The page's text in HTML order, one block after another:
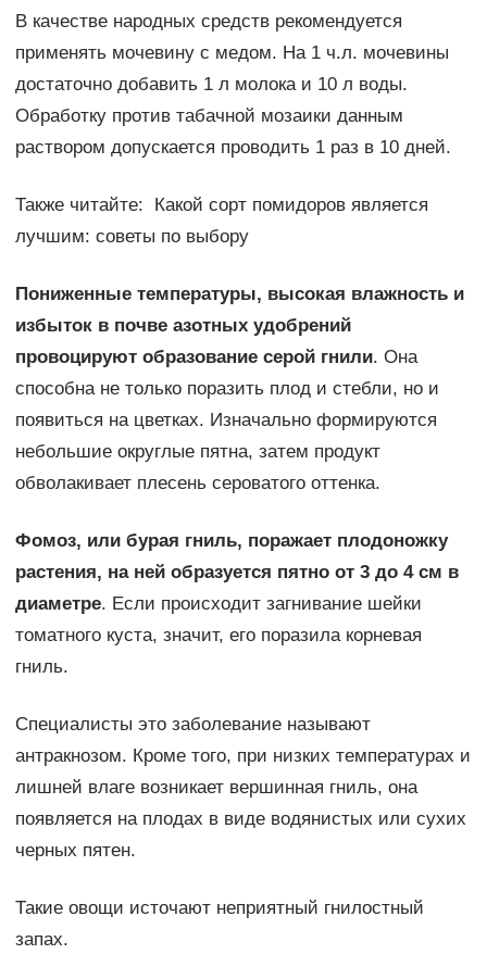
В качестве народных средств рекомендуется
применять мочевину с медом. На 1 ч.л. мочевины
достаточно добавить 1 л молока и 10 л воды.
Обработку против табачной мозаики данным
раствором допускается проводить 1 раз в 10 дней.
Также читайте: Какой сорт помидоров является
лучшим: советы по выбору
Пониженные температуры, высокая влажность и
избыток в почве азотных удобрений
провоцируют образование серой гнили. Она
способна не только поразить плод и стебли, но и
появиться на цветках. Изначально формируются
небольшие округлые пятна, затем продукт
обволакивает плесень сероватого оттенка.
Фомоз, или бурая гниль, поражает плодоножку
растения, на ней образуется пятно от 3 до 4 см в
диаметре. Если происходит загнивание шейки
томатного куста, значит, его поразила корневая
гниль.
Специалисты это заболевание называют
антракнозом. Кроме того, при низких температурах и
лишней влаге возникает вершинная гниль, она
появляется на плодах в виде водянистых или сухих
черных пятен.
Такие овощи источают неприятный гнилостный
запах.